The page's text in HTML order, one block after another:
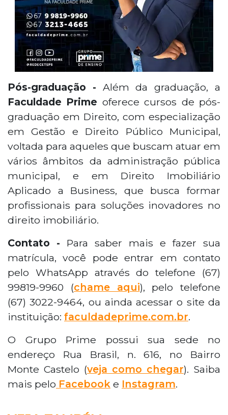
Pós-graduação - Além da graduação, a
Faculdade Prime oferece cursos de pós-
graduação em Direito, com especialização
em Gestão e Direito Público Municipal,
voltada para aqueles que buscam atuar em
vários âmbitos da administração pública
municipal, e em Direito Imobiliário
Aplicado a Business, que busca formar
profissionais para soluções inovadores no
direito imobiliário.
Contato - Para saber mais e fazer sua
matrícula, você pode entrar em contato
pelo WhatsApp através do telefone (67)
99819-9960 (chame aqui), pelo telefone
(67) 3022-9464, ou ainda acessar o site da
instituição: faculdadeprime.com.br.
O Grupo Prime possui sua sede no
endereço Rua Brasil, n. 616, no Bairro
Monte Castelo (veja como chegar). Saiba
mais pelo Facebook e Instagram.